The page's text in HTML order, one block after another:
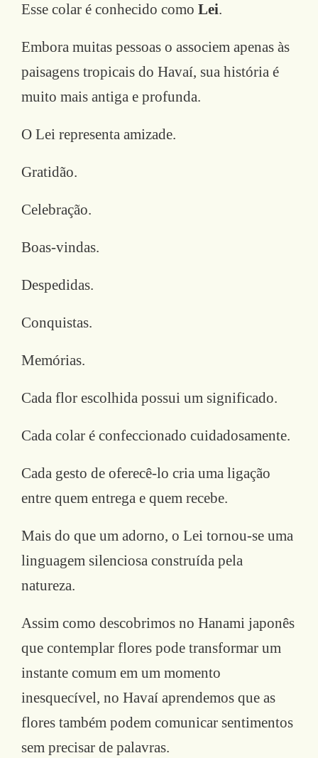
Esse colar é conhecido como Lei.
Embora muitas pessoas o associem apenas às
paisagens tropicais do Havaí, sua história é
muito mais antiga e profunda.
O Lei representa amizade.
Gratidão.
Celebração.
Boas-vindas.
Despedidas.
Conquistas.
Memórias.
Cada flor escolhida possui um significado.
Cada colar é confeccionado cuidadosamente.
Cada gesto de oferecê-lo cria uma ligação
entre quem entrega e quem recebe.
Mais do que um adorno, o Lei tornou-se uma
linguagem silenciosa construída pela
natureza.
Assim como descobrimos no Hanami japonês
que contemplar flores pode transformar um
instante comum em um momento
inesquecível, no Havaí aprendemos que as
flores também podem comunicar sentimentos
sem precisar de palavras.